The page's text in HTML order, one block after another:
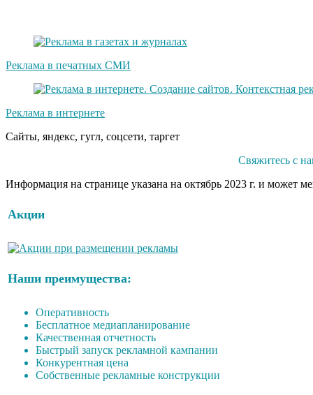
Реклама в печатных СМИ
Реклама в интернете
Сайты, яндекс, гугл, соцсети, таргет
Свяжитесь с
Информация на странице указана на октябрь 2023 г. и может
Акции
Наши преимущества:
Оперативность
Бесплатное медиапланирование
Качественная отчетность
Быстрый запуск рекламной кампании
Конкурентная цена
Собственные рекламные конструкции